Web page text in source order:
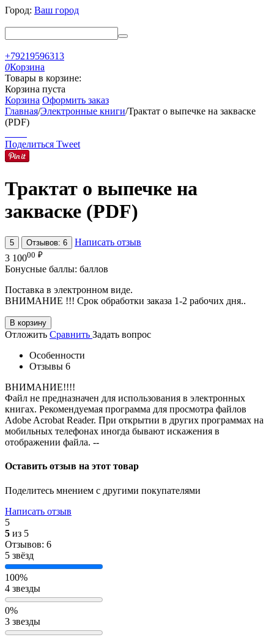
Город: Ваш город
+79219596313
0Корзина
Товары в корзине:
Корзина пуста
Корзина Оформить заказ
Главная/Электронные книги/Трактат о выпечке на закваске
(PDF)
Поделиться Tweet
Трактат о выпечке на
закваске (PDF)
5 Отзывов: 6
Написать отзыв
3 10000 ₽
Бонусные баллы: баллов
Поставка в электронном виде.
ВНИМАНИЕ !!! Срок обработки заказа 1-2 рабочих дня..
В корзину
Отложить Сравнить Задать вопрос
Особенности
Отзывы 6
ВНИМАНИЕ!!!!
Файл не предназначен для использования в электронных
книгах. Рекомендуемая программа для просмотра файлов
Adobe Acrobat Reader. При открытии в других программах на
мобильных телефонах иногда бывают искажения в
отображении файла. --
Оставить отзыв на этот товар
Поделитесь мнением с другими покупателями
Написать отзыв
5
5 из 5
Отзывов: 6
5 звёзд
100%
4 звезды
0%
3 звезды